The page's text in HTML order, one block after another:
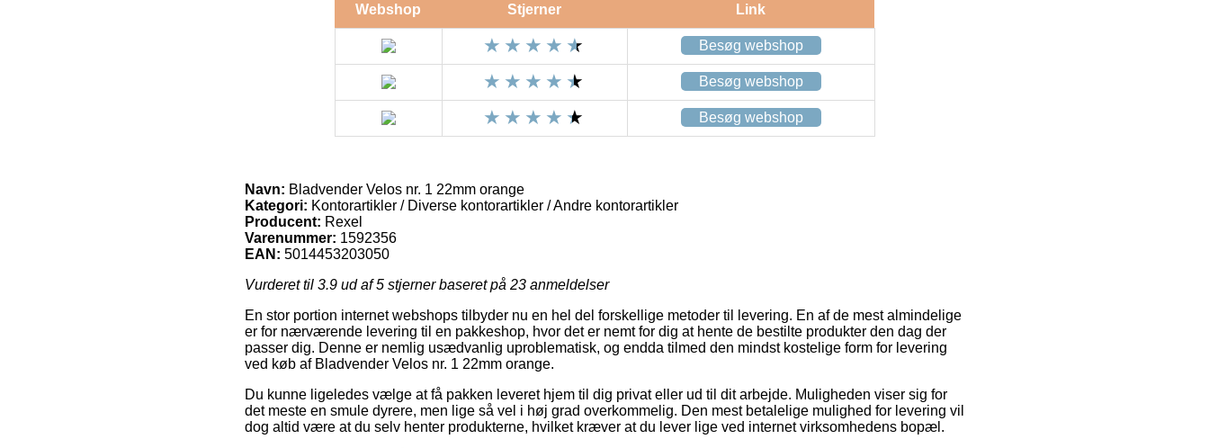
Webshop Stjerner Link
Besøg webshop
Besøg webshop
Besøg webshop
Navn: Bladvender Velos nr. 1 22mm orange
Kategori: Kontorartikler / Diverse kontorartikler / Andre kontorartikler
Producent: Rexel
Varenummer: 1592356
EAN: 5014453203050
Vurderet til 3.9 ud af 5 stjerner baseret på 23 anmeldelser
En stor portion internet webshops tilbyder nu en hel del forskellige metoder til levering. En af de mest almindelige
er for nærværende levering til en pakkeshop, hvor det er nemt for dig at hente de bestilte produkter den dag der
passer dig. Denne er nemlig usædvanlig uproblematisk, og endda tilmed den mindst kostelige form for levering
ved køb af Bladvender Velos nr. 1 22mm orange.
Du kunne ligeledes vælge at få pakken leveret hjem til dig privat eller ud til dit arbejde. Muligheden viser sig for
det meste en smule dyrere, men lige så vel i høj grad overkommelig. Den mest betalelige mulighed for levering vil
dog altid være at du selv henter produkterne, hvilket kræver at du lever lige ved internet virksomhedens bopæl.